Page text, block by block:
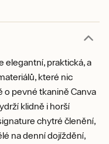
elegantní, praktická, a
které nic
o pevné tkanině Canva
klidně i horší
chytré členění,
na denní dojíždění,